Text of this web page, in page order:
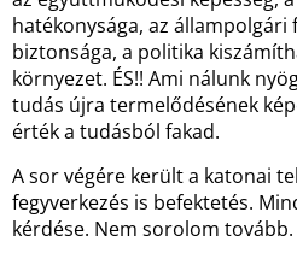
hatékonysága, az
biztonsága, a politika
környezet. ÉS!! Ami nálunk
tudás újra termelődésének
érték a tudásból fakad.
A sor végére került a katonai
fegyverkezés is befektetés.
kérdése. Nem sorolom tovább.